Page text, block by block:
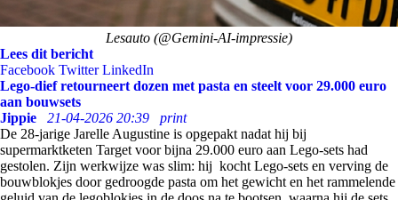
Lesauto (@Gemini-AI-impressie)
Lees dit bericht
Facebook Twitter LinkedIn
Lego-dief retourneert dozen met pasta en steelt voor 29.000 euro
aan bouwsets
Jippie
21-04-2026 20:39
print
De 28-jarige Jarelle Augustine is opgepakt nadat hij bij
supermarktketen Target voor bijna 29.000 euro aan Lego-sets had
gestolen. Zijn werkwijze was slim: hij kocht Lego-sets en verving de
bouwblokjes door gedroogde pasta om het gewicht en het rammelende